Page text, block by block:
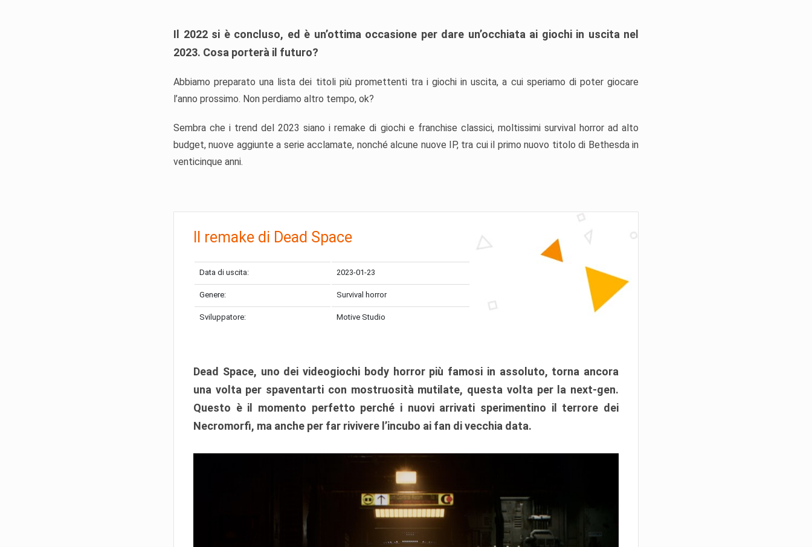
Il 2022 si è concluso, ed è un’ottima occasione per dare un’occhiata ai giochi in uscita nel
2023. Cosa porterà il futuro?
Abbiamo preparato una lista dei titoli più promettenti tra i giochi in uscita, a cui speriamo di poter giocare
l’anno prossimo. Non perdiamo altro tempo, ok?
Sembra che i trend del 2023 siano i remake di giochi e franchise classici, moltissimi survival horror ad alto
budget, nuove aggiunte a serie acclamate, nonché alcune nuove IP, tra cui il primo nuovo titolo di Bethesda in
venticinque anni.
Il remake di Dead Space
Data di uscita: 2023-01-23
Genere: Survival horror
Sviluppatore: Motive Studio
Dead Space, uno dei videogiochi body horror più famosi in assoluto, torna ancora
una volta per spaventarti con mostruosità mutilate, questa volta per la next-gen.
Questo è il momento perfetto perché i nuovi arrivati sperimentino il terrore dei
Necromorfi, ma anche per far rivivere l’incubo ai fan di vecchia data.